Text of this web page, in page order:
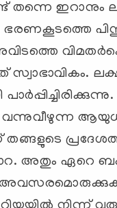
ഇറാനും
അതും ഏറെ